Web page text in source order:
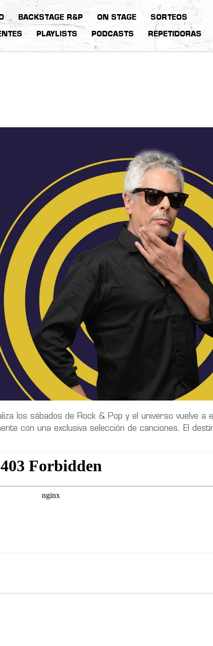
BACKSTAGE R&P ON STAGE SORTEOS
PLAYLISTS PODCASTS REPETIDORAS
los sábados de Rock & Pop y el universo vuelve a
con una exclusiva selección de canciones. El